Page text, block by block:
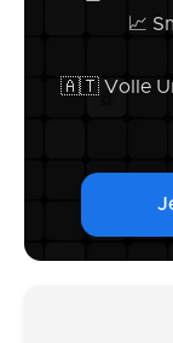
📈
🇦🇹 Volle